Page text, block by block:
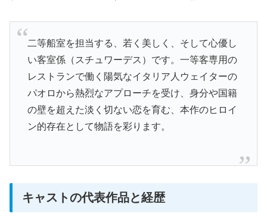
二等船室を担当する、若く美しく、そして心優し
い客室係（スチュワーデス）です。一等客専用の
レストランで働く陽気なイタリア人ウェイターの
パオロから熱烈なアプローチを受け、身分や国籍
の壁を超えた淡く切ない恋を育む、本作のヒロイ
ン的存在として物語を彩ります。
キャストの代表作品と経歴